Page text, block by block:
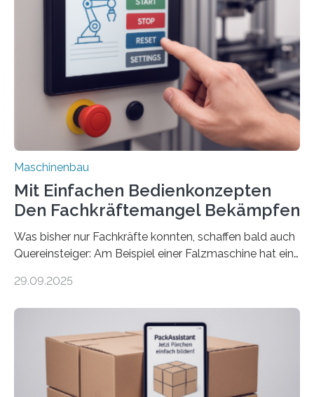
Maschinenbau
Mit Einfachen Bedienkonzepten
Den Fachkräftemangel Bekämpfen
Was bisher nur Fachkräfte konnten, schaffen bald auch
Quereinsteiger: Am Beispiel einer Falzmaschine hat ein
Mensch-Maschine-Schnittstelle so sehr vereinfacht,
Die zugrunde liegende Methodik lässt sich auf alle
anderen Maschinen übertragen. Eine Falzmaschine
umzurüsten ist ein Job für echte Profis. Eine solche
Maschine faltet in Druckereien Broschüren, Prospekte,
Landkarten und vieles mehr – mehrere Zehntausend
29.09.2025